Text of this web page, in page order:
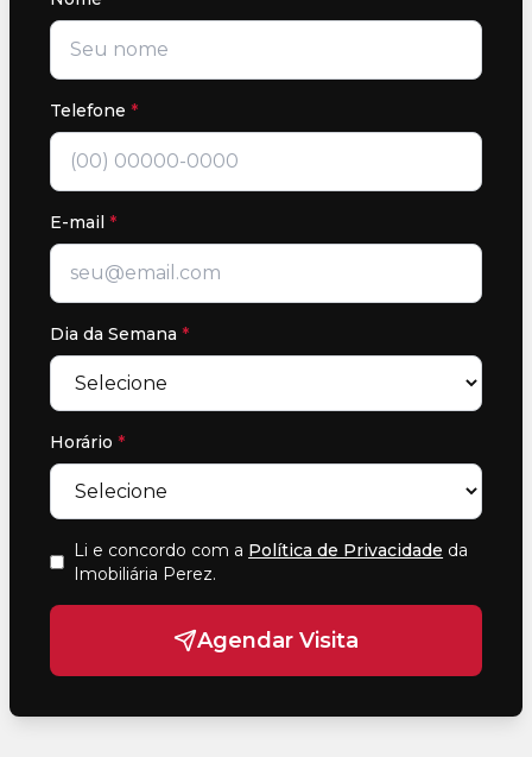
Telefone *
E-mail *
Dia da Semana *
Horário *
Li e concordo com a Política de Privacidade da
Imobiliária Perez.
Agendar Visita